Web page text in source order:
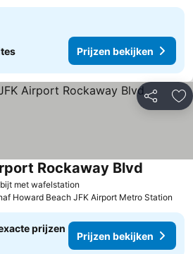
Prijzen bekijken
Delen
met wafelstation
Rockaway Blvd
Howard Beach JFK Airport Metro Station
prijzen
Prijzen bekijken